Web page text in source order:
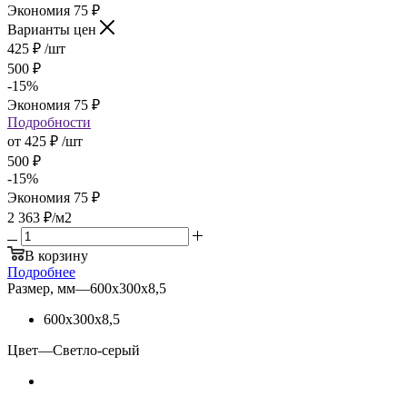
Экономия 75 ₽
Варианты цен
425 ₽ /шт
500 ₽
-15%
Экономия 75 ₽
Подробности
от 425 ₽ /шт
500 ₽
-15%
Экономия 75 ₽
2 363 ₽/м2
В корзину
Подробнее
Размер, мм—600х300х8,5
600х300х8,5
Цвет—Светло-серый